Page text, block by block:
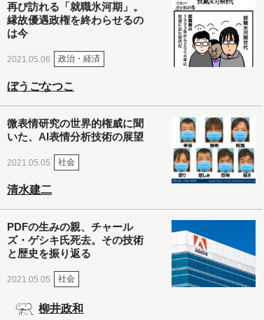
再び訪れる「就職氷河期」。
縁故優遇政権を終わらせるの
は今
2021.05.06 政治・経済
ぼうごなつこ
微表情研究の世界的権威に聞
いた、AI表情分析技術の展望
2021.05.05 社会
清水建二
PDFの生みの親、チャール
ズ・ゲシキ氏死去。その技術
と歴史を振り返る
2021.05.05 社会
柳井政和